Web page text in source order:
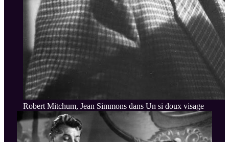
Robert Mitchum, Jean Simmons dans Un si doux visage